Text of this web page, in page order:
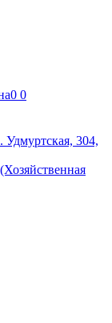
0 0
304,